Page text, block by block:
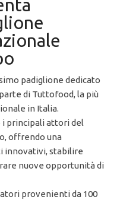
padiglione dedicato
di Tuttofood, la più
in Italia.
i principali attori del
offrendo una
innovativi, stabilire
nuove opportunità di
provenienti da 100